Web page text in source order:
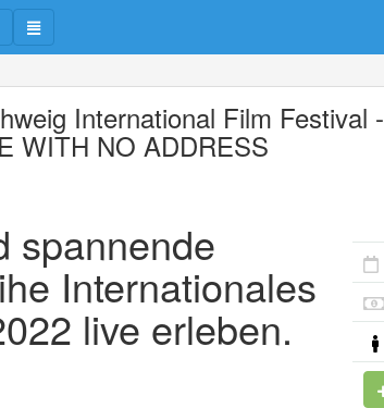
International Film Festival -
WITH NO ADDRESS
spannende
Internationales
live erleben.